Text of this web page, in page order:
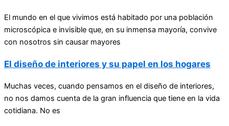
El mundo en el que vivimos está habitado por una población
microscópica e invisible que, en su inmensa mayoría, convive
con nosotros sin causar mayores
El diseño de interiores y su papel en los hogares
Muchas veces, cuando pensamos en el diseño de interiores,
no nos damos cuenta de la gran influencia que tiene en la vida
cotidiana. No es